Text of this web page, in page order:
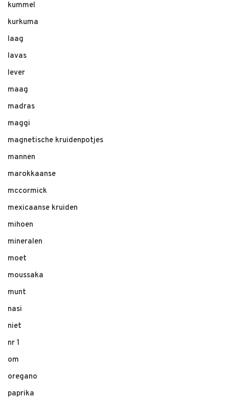
kummel
kurkuma
laag
lavas
lever
maag
madras
maggi
magnetische kruidenpotjes
mannen
marokkaanse
mccormick
mexicaanse kruiden
mihoen
mineralen
moet
moussaka
munt
nasi
niet
nr 1
om
oregano
paprika